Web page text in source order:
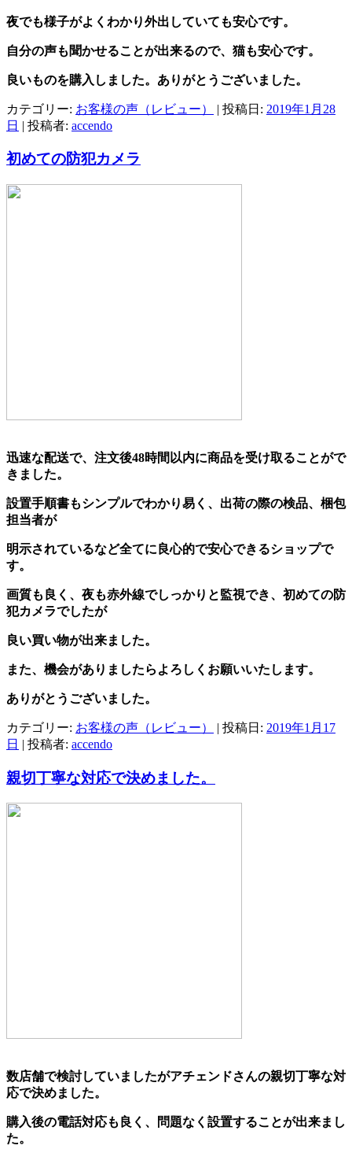
夜でも様子がよくわかり外出していても安心です。
自分の声も聞かせることが出来るので、猫も安心です。
良いものを購入しました。ありがとうございました。
カテゴリー: お客様の声（レビュー） | 投稿日: 2019年1月28
日 | 投稿者: accendo
初めての防犯カメラ
迅速な配送で、注文後48時間以内に商品を受け取ることがで
きました。
設置手順書もシンプルでわかり易く、出荷の際の検品、梱包
担当者が
明示されているなど全てに良心的で安心できるショップで
す。
画質も良く、夜も赤外線でしっかりと監視でき、初めての防
犯カメラでしたが
良い買い物が出来ました。
また、機会がありましたらよろしくお願いいたします。
ありがとうございました。
カテゴリー: お客様の声（レビュー） | 投稿日: 2019年1月17
日 | 投稿者: accendo
親切丁寧な対応で決めました。
数店舗で検討していましたがアチェンドさんの親切丁寧な対
応で決めました。
購入後の電話対応も良く、問題なく設置することが出来まし
た。